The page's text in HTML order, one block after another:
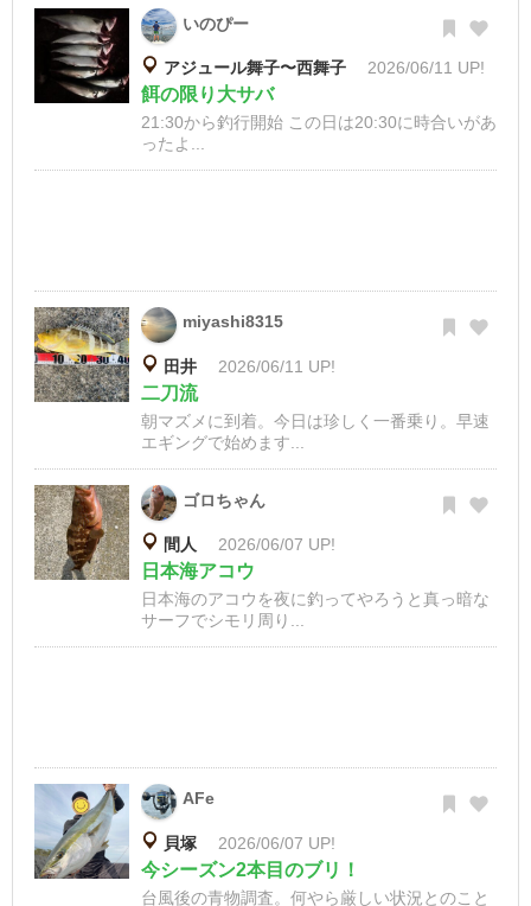
いのぴー
アジュール舞子〜西舞子 2026/06/11 UP!
餌の限り大サバ
21:30から釣行開始 この日は20:30に時合いがあ
ったよ...
miyashi8315
田井 2026/06/11 UP!
二刀流
朝マズメに到着。今日は珍しく一番乗り。早速
エギングで始めます...
ゴロちゃん
間人 2026/06/07 UP!
日本海アコウ
日本海のアコウを夜に釣ってやろうと真っ暗な
サーフでシモリ周り...
AFe
貝塚 2026/06/07 UP!
今シーズン2本目のブリ！
台風後の青物調査。何やら厳しい状況とのこと